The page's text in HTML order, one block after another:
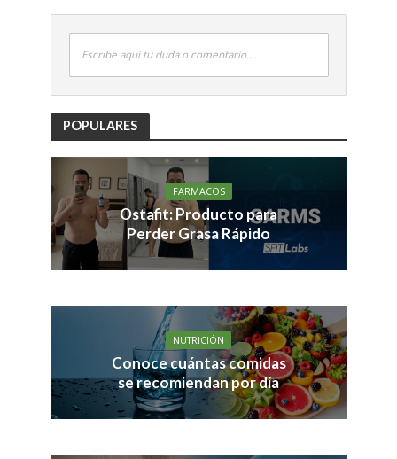
Escribe aquí tu duda o comentario....
POPULARES
FARMACOS
Ostafit: Producto para
Perder Grasa Rápido
NUTRICIÓN
Conoce cuántas comidas
se recomiendan por día